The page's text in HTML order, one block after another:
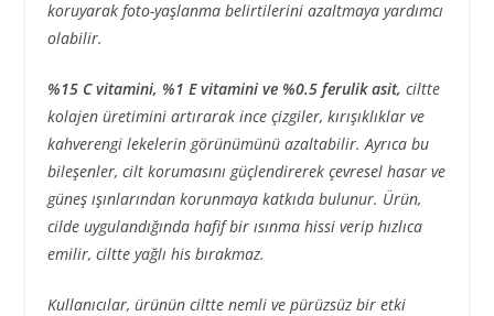
koruyarak foto-yaşlanma belirtilerini azaltmaya yardımcı
olabilir.
%15 C vitamini, %1 E vitamini ve %0.5 ferulik asit, ciltte
kolajen üretimini artırarak ince çizgiler, kırışıklıklar ve
kahverengi lekelerin görünümünü azaltabilir. Ayrıca bu
bileşenler, cilt korumasını güçlendirerek çevresel hasar ve
güneş ışınlarından korunmaya katkıda bulunur. Ürün,
cilde uygulandığında hafif bir ısınma hissi verip hızlıca
emilir, ciltte yağlı his bırakmaz.
Kullanıcılar, ürünün ciltte nemli ve pürüzsüz bir etki